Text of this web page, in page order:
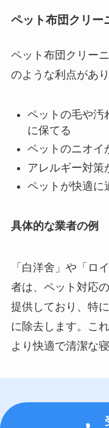
ペット布団クリー
ペット布団クリー
のような利点があり
ペットの毛や汚
に保てる
ペットのニオイ
アレルギー対策
ペットが快適に
具体的な業者の例
「白洋舍」や「ロ
者は、ペット対応
提供しており、特
に除去します。こ
より快適で清潔な